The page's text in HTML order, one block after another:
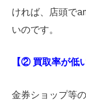
ければ、店頭で
いのです。
【② 買取率が低
金券ショップ等